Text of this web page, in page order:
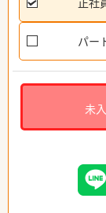
パー
未